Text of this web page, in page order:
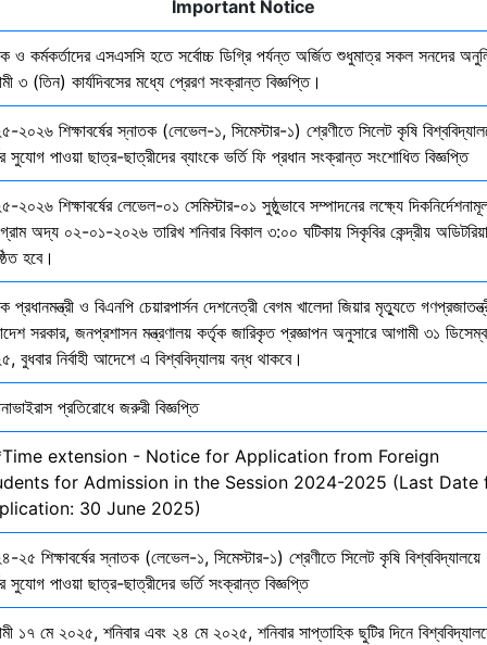
Important Notice
ও কর্মকর্তাদের এসএসসি হতে সর্বোচ্চ ডিগ্রি পর্যন্ত অর্জিত শুধুমাত্র সকল সনদের
৩ (তিন) কার্যদিবসের মধ্যে প্রেরণ সংক্রান্ত বিজ্ঞপ্তি।
২০২৬ শিক্ষাবর্ষের স্নাতক (লেভেল-১, সিমেস্টার-১) শ্রেণীতে সিলেট কৃষি
সুযোগ পাওয়া ছাত্র-ছাত্রীদের ব্যাংকে ভর্তি ফি প্রধান সংক্রান্ত সংশোধিত বিজ্ঞপ্তি
২০২৬ শিক্ষাবর্ষের লেভেল-০১ সেমিস্টার-০১ সুষ্ঠুভাবে সম্পাদনের লক্ষ্যে
অদ্য ০২-০১-২০২৬ তারিখ শনিবার বিকাল ৩:০০ ঘটিকায় সিকৃবির কেন্দ্রীয়
হবে।
প্রধানমন্ত্রী ও বিএনপি চেয়ারপার্সন দেশনেত্রী বেগম খালেদা জিয়ার মৃত্যুতে
সরকার, জনপ্রশাসন মন্ত্রণালয় কর্তৃক জারিকৃত প্রজ্ঞাপন অনুসারে আগামী ৩১
বুধবার নির্বাহী আদেশে এ বিশ্ববিদ্যালয় বন্ধ থাকবে।
প্রতিরোধে জরুরী বিজ্ঞপ্তি
extension - Notice for Application from Foreign
for Admission in the Session 2024-2025 (Last Date
30 June 2025)
২৫ শিক্ষাবর্ষের স্নাতক (লেভেল-১, সিমেস্টার-১) শ্রেণীতে সিলেট কৃষি বিশ্ববিদ্যালয়ে
সুযোগ পাওয়া ছাত্র-ছাত্রীদের ভর্তি সংক্রান্ত বিজ্ঞপ্তি
১৭ মে ২০২৫, শনিবার এবং ২৪ মে ২০২৫, শনিবার সাপ্তাহিক ছুটির দিনে